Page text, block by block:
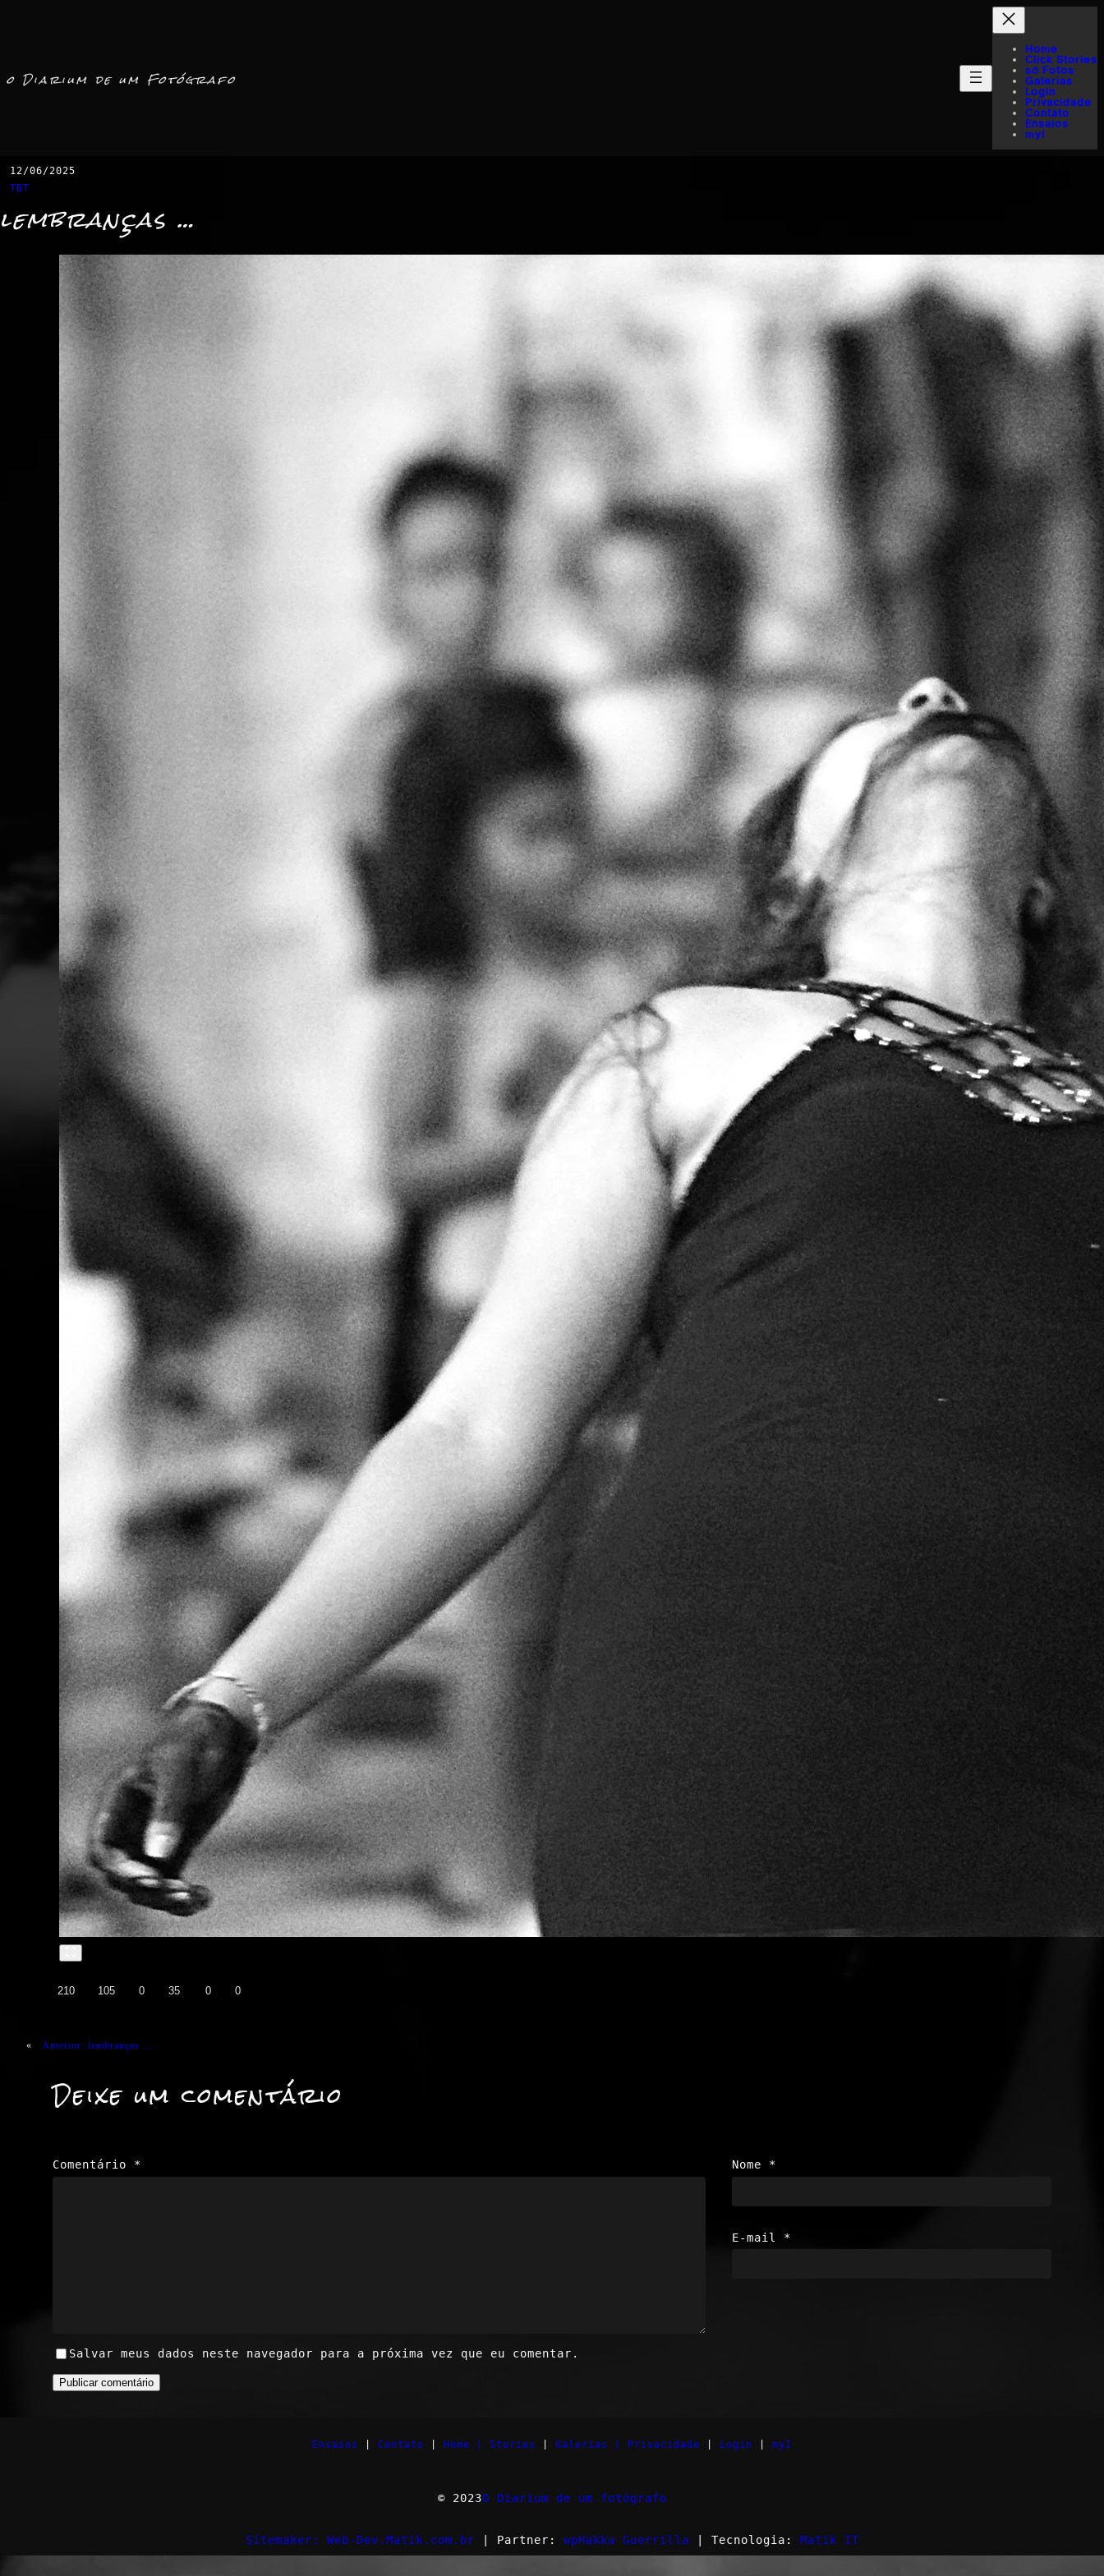
o Diarium de um Fotógrafo
Home
Click Stories
só Fotos
Galerias
Login
Privacidade
Contato
Ensaios
myI
12/06/2025
TBT
lembranças …
210 105 0 35 0 0
« Anterior: lembranças …
Deixe um comentário
Comentário * Nome *
E-mail *
Salvar meus dados neste navegador para a próxima vez que eu comentar.
Ensaios Contato Home | Stories Galerias | Privacidade Login myI
© 2023O Diarium de um fotógrafo
Sitemaker: Web-Dev.Matik.com.br | Partner: wpHakka Guerrilla | Tecnologia: Matik IT